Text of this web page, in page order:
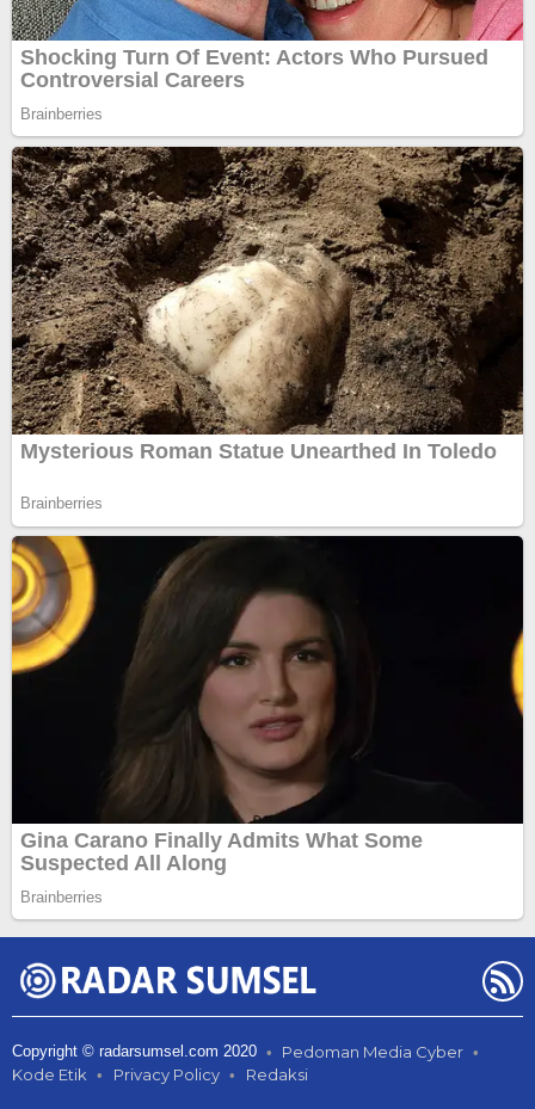
Copyright © radarsumsel.com 2020
Pedoman Media Cyber
Kode Etik
Privacy Policy Redaksi